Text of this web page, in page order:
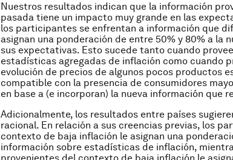
Nuestros resultados indican que la información
pasada tiene un impacto muy grande en las
los participantes se enfrentan a información que
asignan una ponderación de entre 50% y 80% a la
sus expectativas. Esto sucede tanto cuando
estadísticas agregadas de inflación como cuando
evolución de precios de algunos pocos productos
compatible con la presencia de consumidores
en base a (e incorporan) la nueva información que
Adicionalmente, los resultados entre países
racional. En relación a sus creencias previas, los
contexto de baja inflación le asignan una
información sobre estadísticas de inflación,